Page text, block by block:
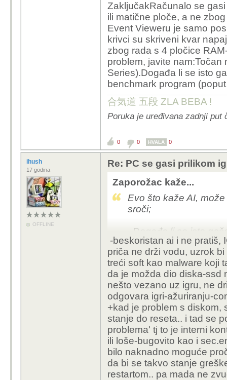
ZaključakRačunalo se
ili matične ploče, a ne
Event Vieweru je samo
krivci su skriveni kvar
zbog rada s 4 pločice
problem, javite nam:Točan
Series).Događa li se isto
benchmark program
合気道 五段 ZLA BEBA !
Poruka je uređivana zadnji put
0 0 HVALA 0
ihush
17 godina
OFFLINE
Re: PC se gasi prilikom
Zaporožac kaže...
Evo što kaže AI,
sroči;
..Događa li se isto
benchmark program
-beskoristan ai i ne pratiš,
priča ne drži vodu, uzrok
treći soft kao malware koji
da je možda dio diska-ssd
nešto vezano uz igru, ne
odgovara igri-ažuriranju-
+kad je problem s diskom,
stanje do reseta.. i tad se
problema' tj to je interni
ili loše-bugovito kao i
bilo naknadno moguće
da bi se takvo stanje
restartom.. pa mada ne